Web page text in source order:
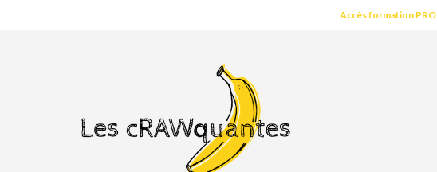
Accès formation PRO